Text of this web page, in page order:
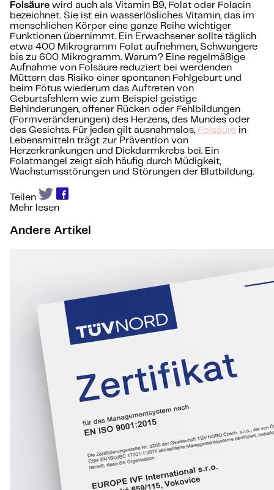
Folsäure wird auch als Vitamin B9, Folat oder Folacin
bezeichnet. Sie ist ein wasserlösliches Vitamin, das im
menschlichen Körper eine ganze Reihe wichtiger
Funktionen übernimmt. Ein Erwachsener sollte täglich
etwa 400 Mikrogramm Folat aufnehmen, Schwangere
bis zu 600 Mikrogramm. Warum? Eine regelmäßige
Aufnahme von Folsäure reduziert bei werdenden
Müttern das Risiko einer spontanen Fehlgeburt und
beim Fötus wiederum das Auftreten von
Geburtsfehlern wie zum Beispiel geistige
Behinderungen, offener Rücken oder Fehlbildungen
(Formveränderungen) des Herzens, des Mundes oder
des Gesichts. Für jeden gilt ausnahmslos, Folsäure in
Lebensmitteln trägt zur Prävention von
Herzerkrankungen und Dickdarmkrebs bei. Ein
Folatmangel zeigt sich häufig durch Müdigkeit,
Wachstumsstörungen und Störungen der Blutbildung.
Teilen
Mehr lesen
Andere Artikel